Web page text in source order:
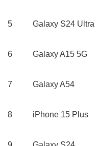
5 Galaxy S24
6 Galaxy A15
7 Galaxy A54
8 iPhone 15